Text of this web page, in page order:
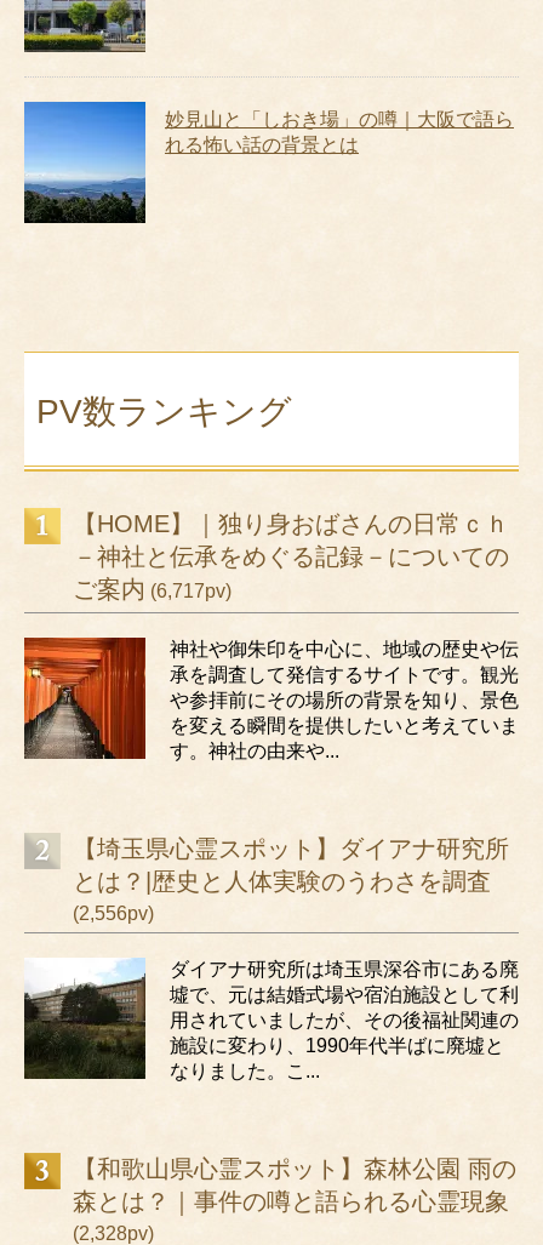
妙見山と「しおき場」の噂｜大阪で語ら
れる怖い話の背景とは
PV数ランキング
【HOME】｜独り身おばさんの日常ｃｈ
－神社と伝承をめぐる記録－についての
ご案内 (6,717pv)
神社や御朱印を中心に、地域の歴史や伝
承を調査して発信するサイトです。観光
や参拝前にその場所の背景を知り、景色
を変える瞬間を提供したいと考えていま
す。神社の由来や...
【埼玉県心霊スポット】ダイアナ研究所
とは？|歴史と人体実験のうわさを調査
(2,556pv)
ダイアナ研究所は埼玉県深谷市にある廃
墟で、元は結婚式場や宿泊施設として利
用されていましたが、その後福祉関連の
施設に変わり、1990年代半ばに廃墟と
なりました。こ...
【和歌山県心霊スポット】森林公園 雨の
森とは？｜事件の噂と語られる心霊現象
(2,328pv)